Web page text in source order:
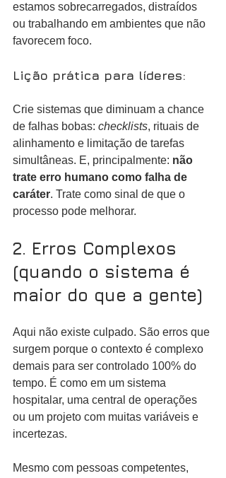
estamos sobrecarregados, distraídos
ou trabalhando em ambientes que não
favorecem foco.
Lição prática para líderes:
Crie sistemas que diminuam a chance
de falhas bobas: checklists, rituais de
alinhamento e limitação de tarefas
simultâneas. E, principalmente: não
trate erro humano como falha de
caráter. Trate como sinal de que o
processo pode melhorar.
2. Erros Complexos
(quando o sistema é
maior do que a gente)
Aqui não existe culpado. São erros que
surgem porque o contexto é complexo
demais para ser controlado 100% do
tempo. É como em um sistema
hospitalar, uma central de operações
ou um projeto com muitas variáveis e
incertezas.
Mesmo com pessoas competentes,